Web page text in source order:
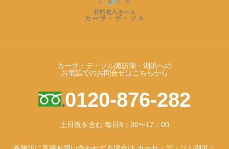
カーサ・デ・ソル諏訪湖・湖浜への
お電話でのお問合せはこちらから
0120-876-282
土日祝を含む 毎日8：30〜17：00